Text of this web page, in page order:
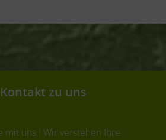
zu uns
mit uns ! Wir verstehen Ihre